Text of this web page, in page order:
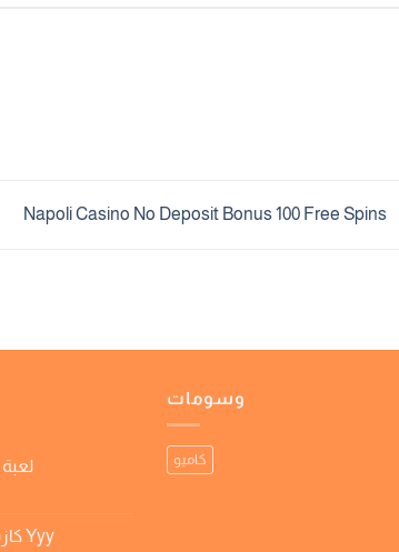
Napoli Casino No Deposit Bonus 100 Free Spins
ورقة كازينو المغرب Yyy
وسومات
كاميو